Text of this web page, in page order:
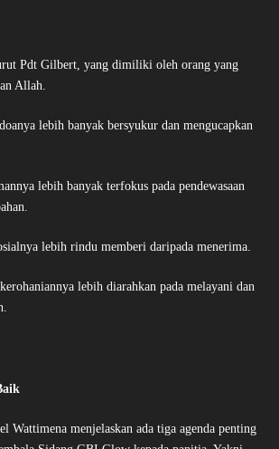
Pdt Gilbert, yang dimiliki oleh orang yang
Allah.
lebih banyak bersyukur dan mengucapkan
lebih banyak terfokus pada pendewasaan
lebih rindu memberi daripada menerima.
lebih diarahkan pada melayani dan
Wattimena menjelaskan ada tiga agenda penting